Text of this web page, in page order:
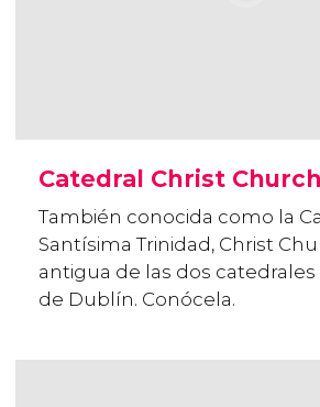
Catedral Christ Church
También conocida como la
Santísima Trinidad, Christ
antigua de las dos
de Dublín. Conócela.